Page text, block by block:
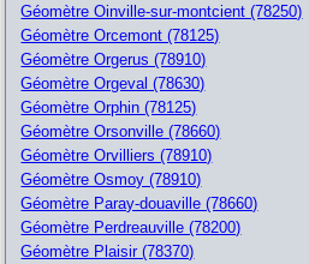
Géomètre Oinville-sur-montcient (78250)
Géomètre Orcemont (78125)
Géomètre Orgerus (78910)
Géomètre Orgeval (78630)
Géomètre Orphin (78125)
Géomètre Orsonville (78660)
Géomètre Orvilliers (78910)
Géomètre Osmoy (78910)
Géomètre Paray-douaville (78660)
Géomètre Perdreauville (78200)
Géomètre Plaisir (78370)